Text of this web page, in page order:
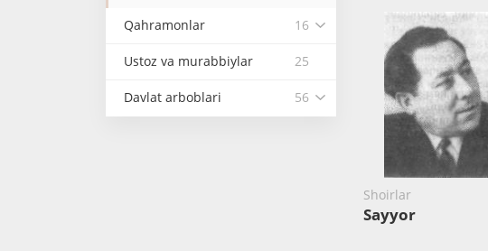
Qahramonlar 16
Ustoz va murabbiylar 25
Davlat arboblari 56
Shoirlar
Sayyor